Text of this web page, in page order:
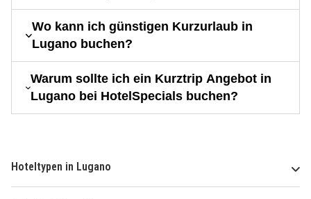
Wo kann ich günstigen Kurzurlaub in
Lugano buchen?
Warum sollte ich ein Kurztrip Angebot in
Lugano bei HotelSpecials buchen?
Hoteltypen in Lugano